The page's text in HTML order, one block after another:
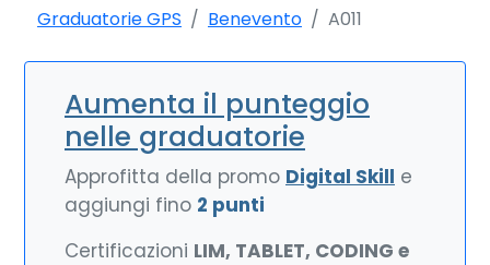
Graduatorie GPS Benevento A011
Aumenta il punteggio
nelle graduatorie
Approfitta della promo Digital Skill e
aggiungi fino 2 punti
Certificazioni LIM, TABLET, CODING e